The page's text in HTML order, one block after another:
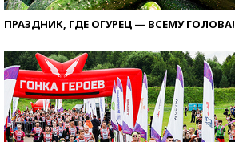
ПРАЗДНИК, ГДЕ ОГУРЕЦ — ВСЕМУ ГОЛОВА!